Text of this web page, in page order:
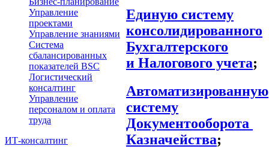
Управление
проектами
Управление знаниями
Система
сбалансированных
показателей BSC
Логистический
консалтинг
Управление
персоналом и оплата
труда
ИТ-консалтинг
Единую систему
консолидированного
Бухгалтерского
и Налогового учета;
Автоматизированную
систему
Документооборота
Казначейства;